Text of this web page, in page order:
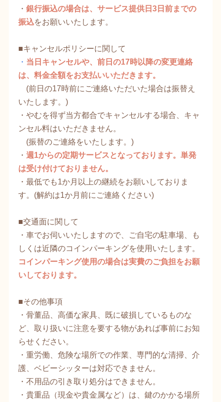
・銀行振込の場合は、サービス提供日3日前までの
振込をお願いいたします。
​■キャンセルポリシーに関して
・ 当日キャンセルや、前日の17時以降の変更連絡
は、料金全額をお支払いいただきます。
(前日の17時前にご連絡いただいた場合は振替え
いたします。)
・やむを得ず当方都合でキャンセルする場合、キャ
ンセル料はいただきません。
(振替のご連絡をいたします。)
・週1からの定期サービスとなっております。単発
は受け付けておりません。
・最低でも1か月以上の継続をお願いしておりま
す。(解約は1か月前にご連絡ください)
​■交通面に関して
・車でお伺いいたしますので、ご自宅の駐車場、も
しくは近隣のコインパーキングを使用いたします。
コインパーキング使用の場合は実費のご負担をお願
いしております。
​■その他事項​
・骨董品、高価な家具、既に破損しているものな
ど、取り扱いに注意を要する物があれば事前にお知
らせください。
・重労働、危険な場所での作業、専門的な清掃、介
護、ベビーシッターは対応できません。
・不用品の引き取り処分はできません。
・貴重品（現金や貴金属など）は、鍵のかかる場所